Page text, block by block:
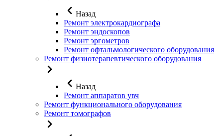
Назад
Ремонт электрокардиографа
Ремонт эндоскопов
Ремонт эргометров
Ремонт офтальмологического оборудования
Ремонт физиотерапевтического оборудования
Назад
Ремонт аппаратов увч
Ремонт функционального оборудования
Ремонт томографов